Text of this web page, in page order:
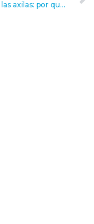
Mal olor en las axilas: por qué ocurre y qué productos ayudan